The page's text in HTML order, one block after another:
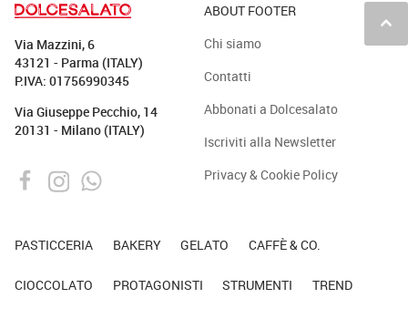
keyboard_arrow_up
Via Mazzini, 6
43121 - Parma (ITALY)
P.IVA: 01756990345
Via Giuseppe Pecchio, 14
20131 - Milano (ITALY)
ABOUT FOOTER
Chi siamo
Contatti
Abbonati a Dolcesalato
Iscriviti alla Newsletter
Privacy & Cookie Policy
PASTICCERIA BAKERY GELATO CAFFÈ & CO.
CIOCCOLATO PROTAGONISTI STRUMENTI TREND